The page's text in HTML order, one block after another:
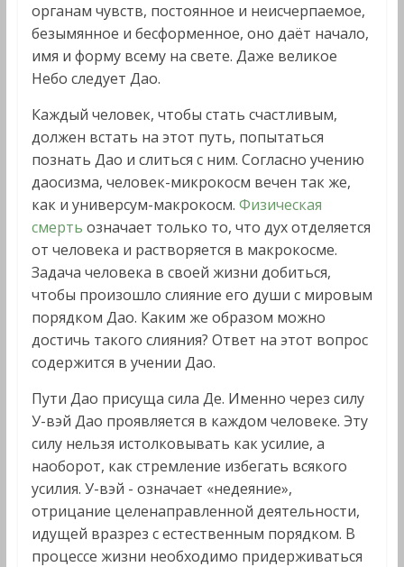
органам чувств, постоянное и неисчерпаемое,
безымянное и бесформенное, оно даёт начало,
имя и форму всему на свете. Даже великое
Небо следует Дао.
Каждый человек, чтобы стать счастливым,
должен встать на этот путь, попытаться
познать Дао и слиться с ним. Согласно учению
даосизма, человек-микрокосм вечен так же,
как и универсум-макрокосм. Физическая
смерть означает только то, что дух отделяется
от человека и растворяется в макрокосме.
Задача человека в своей жизни добиться,
чтобы произошло слияние его души с мировым
порядком Дао. Каким же образом можно
достичь такого слияния? Ответ на этот вопрос
содержится в учении Дао.
Пути Дао присуща сила Де. Именно через силу
У-вэй Дао проявляется в каждом человеке. Эту
силу нельзя истолковывать как усилие, а
наоборот, как стремление избегать всякого
усилия. У-вэй - означает «недеяние»,
отрицание целенаправленной деятельности,
идущей вразрез с естественным порядком. В
процессе жизни необходимо придерживаться